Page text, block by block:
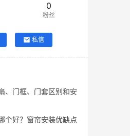
0
粉丝
私信
、门框、门套区别和安
个好？窗帘安装优缺点